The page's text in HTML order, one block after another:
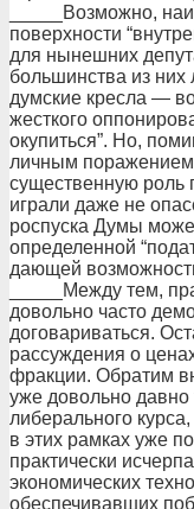
_____Возможно,
поверхности
для нынешних
большинства из
думские кресла —
жесткого
окупиться”. Но,
личным
существенную роль
играли даже не
роспуска Думы
определенной
дающей
_____Между тем,
довольно часто
договариваться.
рассуждения о
фракции. Обратим
уже довольно давно
либерального
в этих рамках уже
практически
экономических
обеспечивавших